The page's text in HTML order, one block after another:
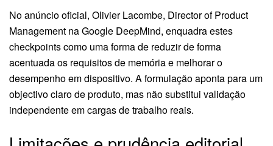
No anúncio oficial, Olivier Lacombe, Director of Product
Management na Google DeepMind, enquadra estes
checkpoints como uma forma de reduzir de forma
acentuada os requisitos de memória e melhorar o
desempenho em dispositivo. A formulação aponta para um
objectivo claro de produto, mas não substitui validação
independente em cargas de trabalho reais.